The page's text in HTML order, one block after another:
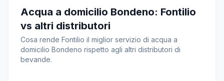
Acqua a domicilio Bondeno: Fontilio
vs altri distributori
Cosa rende Fontilio il miglior servizio di acqua a
domicilio Bondeno rispetto agli altri distributori di
bevande.